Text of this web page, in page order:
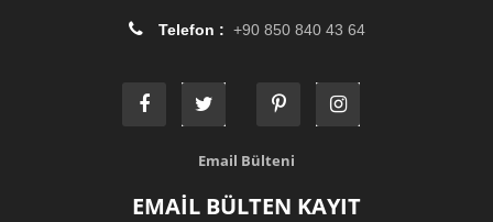
Telefon : +90 850 840 43 64
Email Bülteni
EMAİL BÜLTEN KAYIT